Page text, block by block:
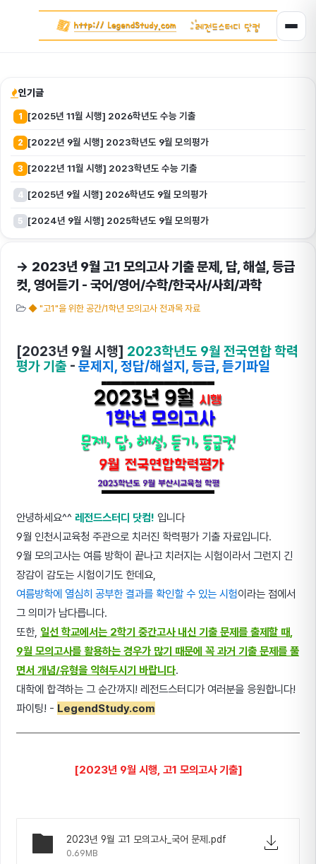
인기글
1 [2025년 11월 시행] 2026학년도 수능 기출
2 [2022년 9월 시행] 2023학년도 9월 모의평가
3 [2022년 11월 시행] 2023학년도 수능 기출
4 [2025년 9월 시행] 2026학년도 9월 모의평가
5 [2024년 9월 시행] 2025학년도 9월 모의평가
→ 2023년 9월 고1 모의고사 기출 문제, 답, 해설, 등급
컷, 영어듣기 - 국어/영어/수학/한국사/사회/과학
◆ "고1"을 위한 공간/1학년 모의고사 전과목 자료
[2023년 9월 시행] 2023학년도 9월 전국연합 학력
평가 기출 - 문제지, 정답/해설지, 등급, 듣기파일
안녕하세요^^ 레전드스터디 닷컴! 입니다
9월 인천시교육청 주관으로 치러진 학력평가 기출 자료입니다.
9월 모의고사는 여름 방학이 끝나고 치러지는 시험이라서 그런지 긴
장감이 감도는 시험이기도 한데요,
여름방학에 열심히 공부한 결과를 확인할 수 있는 시험이라는 점에서
그 의미가 남다릅니다.
또한, 일선 학교에서는 2학기 중간고사 내신 기출 문제를 출제할 때,
9월 모의고사를 활용하는 경우가 많기 때문에 꼭 과거 기출 문제를 풀
면서 개념/유형을 익혀두시기 바랍니다.
대학에 합격하는 그 순간까지! 레전드스터디가 여러분을 응원합니다!
파이팅! - LegendStudy.com
[2023년 9월 시행, 고1 모의고사 기출]
2023년 9월 고1 모의고사_국어 문제.pdf
0.69MB